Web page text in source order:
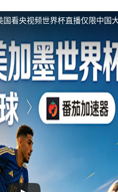
国看央视频世界杯直播仅限中国